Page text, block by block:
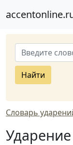
Найти
Словарь
Ударение